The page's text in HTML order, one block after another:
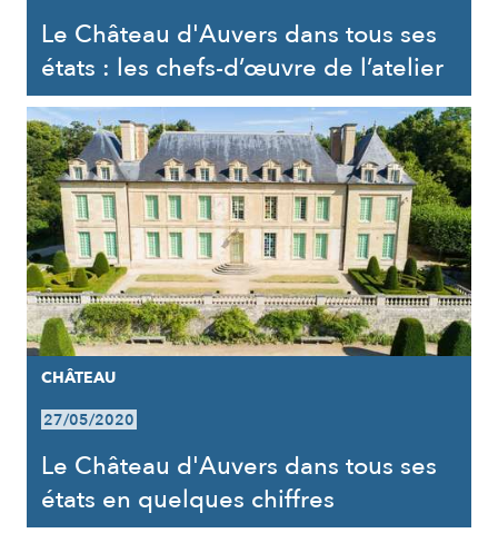
Le Château d'Auvers dans tous ses
états : les chefs-d’œuvre de l’atelier
CHÂTEAU
27/05/2020
Le Château d'Auvers dans tous ses
états en quelques chiffres